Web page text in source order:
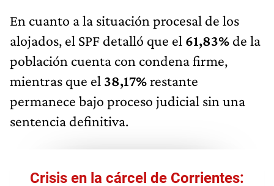
En cuanto a la situación procesal de los
alojados, el SPF detalló que el 61,83% de la
población cuenta con condena firme,
mientras que el 38,17%restante
permanece bajo proceso judicial sin una
sentencia definitiva.
Crisis en la cárcel de Corrientes: